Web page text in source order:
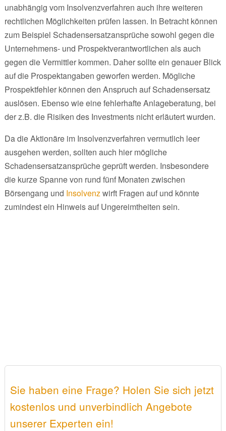
unabhängig vom Insolvenzverfahren auch ihre weiteren
rechtlichen Möglichkeiten prüfen lassen. In Betracht können
zum Beispiel Schadensersatzansprüche sowohl gegen die
Unternehmens- und Prospektverantwortlichen als auch
gegen die Vermittler kommen. Daher sollte ein genauer Blick
auf die Prospektangaben geworfen werden. Mögliche
Prospektfehler können den Anspruch auf Schadensersatz
auslösen. Ebenso wie eine fehlerhafte Anlageberatung, bei
der z.B. die Risiken des Investments nicht erläutert wurden.
Da die Aktionäre im Insolvenzverfahren vermutlich leer
ausgehen werden, sollten auch hier mögliche
Schadensersatzansprüche geprüft werden. Insbesondere
die kurze Spanne von rund fünf Monaten zwischen
Börsengang und Insolvenzwirft Fragen auf und könnte
zumindest ein Hinweis auf Ungereimtheiten sein.
Sie haben eine Frage? Holen Sie sich jetzt
kostenlos und unverbindlich Angebote
unserer Experten ein!